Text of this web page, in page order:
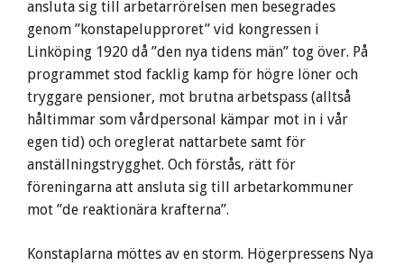
ansluta sig till arbetarrörelsen men besegrades
genom ”konstapelupproret” vid kongressen i
Linköping 1920 då ”den nya tidens män” tog över. På
programmet stod facklig kamp för högre löner och
tryggare pensioner, mot brutna arbetspass (alltså
håltimmar som vårdpersonal kämpar mot in i vår
egen tid) och oreglerat nattarbete samt för
anställningstrygghet. Och förstås, rätt för
föreningarna att ansluta sig till arbetarkommuner
mot ”de reaktionära krafterna”.
Konstaplarna möttes av en storm. Högerpressens Nya